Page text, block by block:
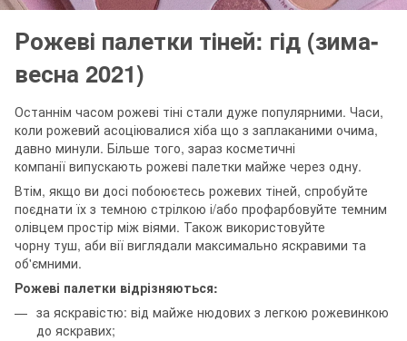
Рожеві палетки тіней: гід (зима-
весна 2021)
Останнім часом рожеві тіні стали дуже популярними. Часи,
коли рожевий асоціювалися хіба що з заплаканими очима,
давно минули. Більше того, зараз косметичні
компанії випускають рожеві палетки майже через одну.
Втім, якщо ви досі побоюєтесь рожевих тіней, спробуйте
поєднати їх з темною стрілкою і/або профарбовуйте темним
олівцем простір між віями. Також використовуйте
чорну туш, аби вії виглядали максимально яскравими та
об'ємними.
Рожеві палетки відрізняються:
за яскравістю: від майже нюдових з легкою рожевинкою
до яскравих;